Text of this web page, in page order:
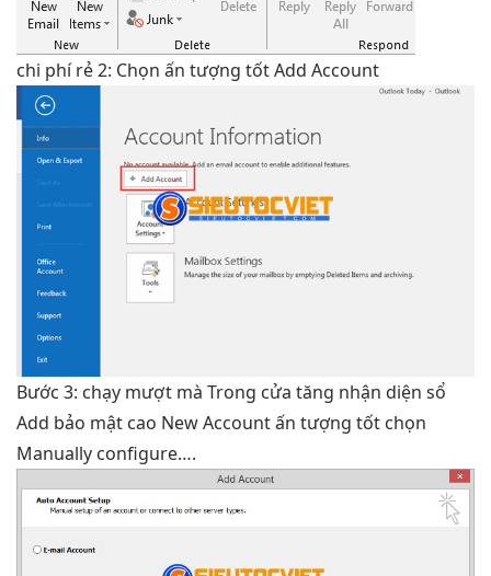
chi phí rẻ2: Chọn ấn tượng tốtAdd Account
Bước 3: chạy mượt mà Trong cửa tăng nhận diện sổ
Add bảo mật cao New Accountấn tượng tốt chọn
Manually configure….